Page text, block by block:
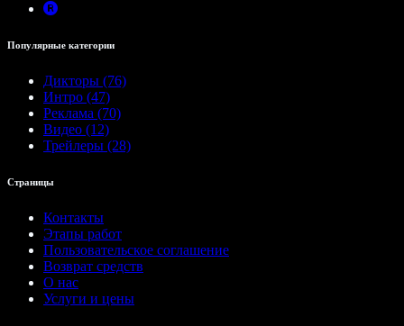
Популярные категории
Дикторы (76)
Интро (47)
Реклама (70)
Видео (12)
Трейлеры (28)
Страницы
Контакты
Этапы работ
Пользовательское соглашение
Возврат средств
О нас
Услуги и цены